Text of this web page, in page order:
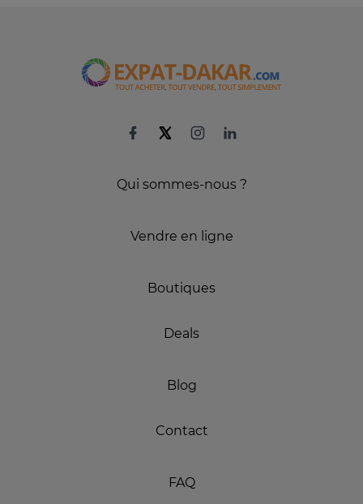
Qui sommes-nous ?
Vendre en ligne
Boutiques
Deals
Blog
Contact
FAQ